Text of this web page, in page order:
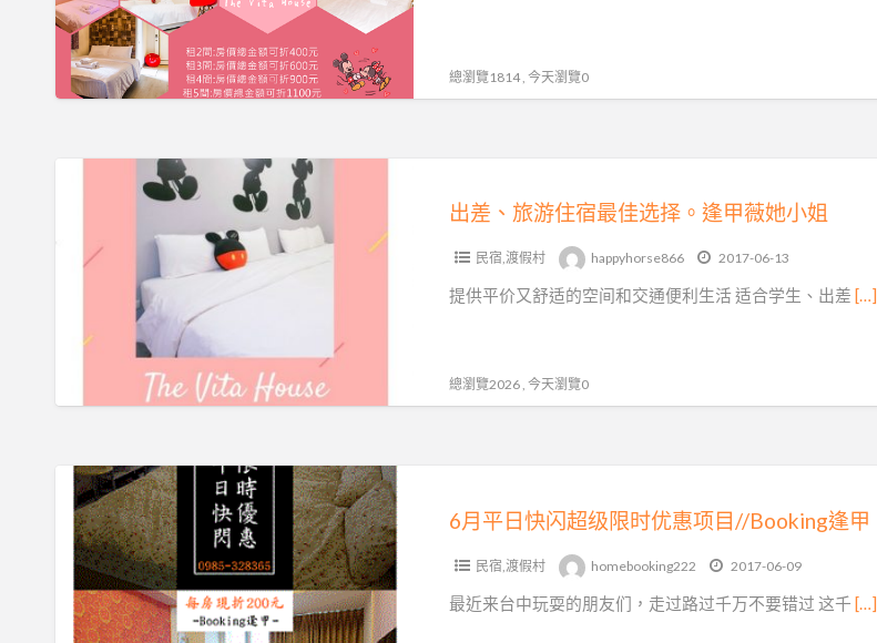
姐
✠
揪
团
多，
越
總瀏覽1814 , 今天瀏覽0
选
逢
甲
薇
她
小
姐
出差、旅游住宿最佳选择。逢甲薇她小姐
民宿,渡假村 happyhorse866 2017-06-13
提供平价又舒适的空间和交通便利生活 适合学生、出差 […]
總瀏覽2026 , 今天瀏覽0
月
平
日
快
闪
6月平日快闪超级限时优惠项目//Booking逢甲
民宿,渡假村 homebooking222 2017-06-09
最近来台中玩耍的朋友们，走过路过千万不要错过 这千 […]